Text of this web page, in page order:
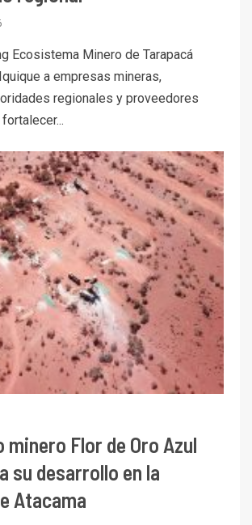
Ecosistema Minero de Tarapacá
a empresas mineras,
regionales y proveedores
minero Flor de Oro Azul
su desarrollo en la
Atacama